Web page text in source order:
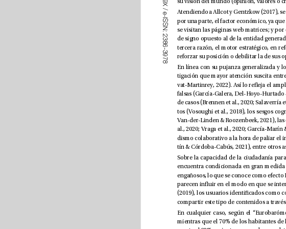
9
X
/
e
-
I
S
S
N
:
2
3
8
6
-
3
9
7
8